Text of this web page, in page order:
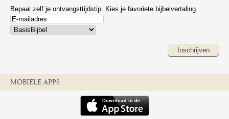
Bepaal zelf je ontvangsttijdstip. Kies je favoriete bijbelvertaling.
Inschrijven
MOBIELE APPS